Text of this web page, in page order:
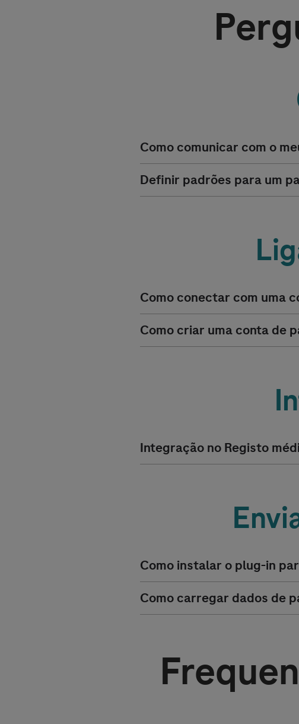
Como comunicar com o
Definir padrões para um
Como conectar com uma
Como criar uma conta de
Integração no Registo
Como instalar o plug-in
Como carregar dados de